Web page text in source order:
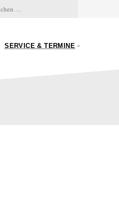
SERVICE & TERMINE